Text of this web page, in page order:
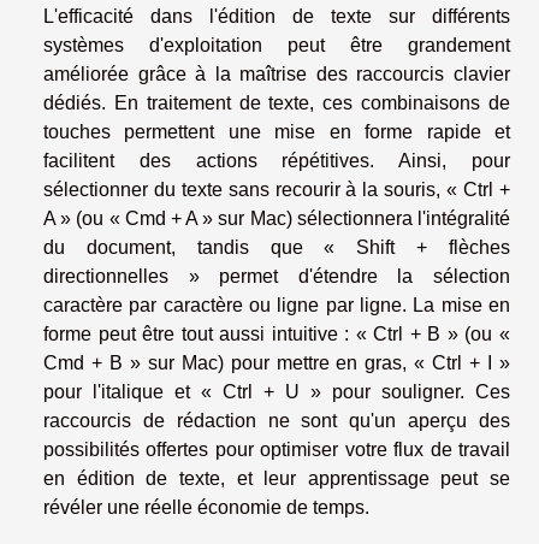
L'efficacité dans l'édition de texte sur différents
systèmes d'exploitation peut être grandement
améliorée grâce à la maîtrise des raccourcis clavier
dédiés. En traitement de texte, ces combinaisons de
touches permettent une mise en forme rapide et
facilitent des actions répétitives. Ainsi, pour
sélectionner du texte sans recourir à la souris, « Ctrl +
A » (ou « Cmd + A » sur Mac) sélectionnera l'intégralité
du document, tandis que « Shift + flèches
directionnelles » permet d'étendre la sélection
caractère par caractère ou ligne par ligne. La mise en
forme peut être tout aussi intuitive : « Ctrl + B » (ou «
Cmd + B » sur Mac) pour mettre en gras, « Ctrl + I »
pour l'italique et « Ctrl + U » pour souligner. Ces
raccourcis de rédaction ne sont qu'un aperçu des
possibilités offertes pour optimiser votre flux de travail
en édition de texte, et leur apprentissage peut se
révéler une réelle économie de temps.